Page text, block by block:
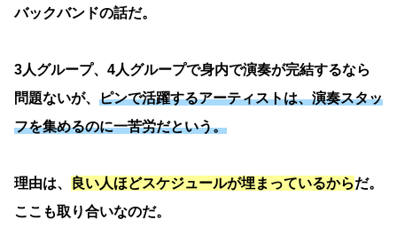
バックバンドの話だ。
3人グループ、4人グループで身内で演奏が完結するなら
問題ないが、 ピンで活躍するアーティストは、演奏スタッ
フを集めるのに一苦労だという。
理由は、 良い人ほどスケジュールが埋まっているからだ。
ここも取り合いなのだ。